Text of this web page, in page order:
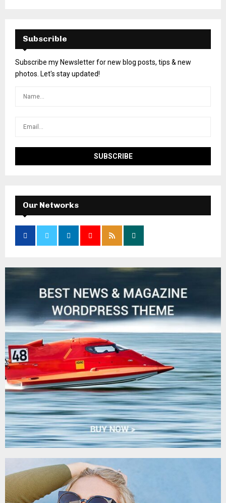
Subscrible
Subscribe my Newsletter for new blog posts, tips & new
photos. Let's stay updated!
Our Networks